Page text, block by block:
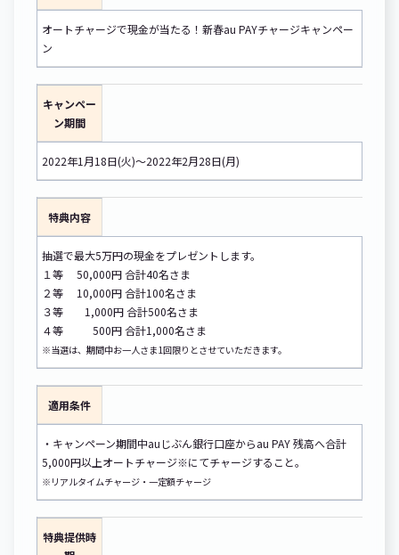
オートチャージで現金が当たる！新春au PAYチャージキャンペー
ン
キャンペー
ン期間
2022年1月18日(火)～2022年2月28日(月)
特典内容
抽選で最大5万円の現金をプレゼントします。
１等 50,000円 合計40名さま
２等 10,000円 合計100名さま
３等 1,000円 合計500名さま
４等 500円 合計1,000名さま
※当選は、期間中お一人さま1回限りとさせていただきます。
適用条件
・キャンペーン期間中auじぶん銀行口座からau PAY 残高へ合計
5,000円以上オートチャージ※にてチャージすること。
※リアルタイムチャージ・一定額チャージ
特典提供時